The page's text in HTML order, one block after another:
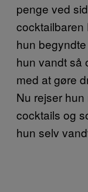
penge ved
hun
hun vandt så
med at gøre
Nu rejser
cocktails og
hun selv